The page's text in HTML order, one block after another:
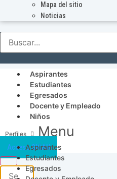
Mapa del sitio
Noticias
Aspirantes
Estudiantes
Egresados
Docente y Empleado
Niños
Menu
Aspirantes
Estudiantes
Egresados
Acceso SICAU